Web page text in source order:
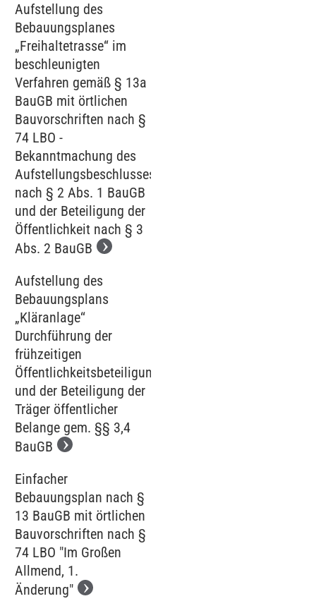
Aufstellung des
Bebauungsplanes
„Freihaltetrasse“ im
beschleunigten
Verfahren gemäß § 13a
BauGB mit örtlichen
Bauvorschriften nach §
74 LBO -
Bekanntmachung des
Aufstellungsbeschlusses
nach § 2 Abs. 1 BauGB
und der Beteiligung der
Öffentlichkeit nach § 3
Abs. 2 BauGB
Aufstellung des
Bebauungsplans
„Kläranlage‘‘
Durchführung der
frühzeitigen
Öffentlichkeitsbeteiligung
und der Beteiligung der
Träger öffentlicher
Belange gem. §§ 3,4
BauGB
Einfacher
Bebauungsplan nach §
13 BauGB mit örtlichen
Bauvorschriften nach §
74 LBO "Im Großen
Allmend, 1.
Änderung"